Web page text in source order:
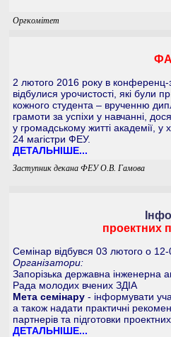
Оргкомітет
2 лютого 2016 року в конференц-
відбулися урочистості, які були
кожного студента – врученню
грамоти за успіхи у навчанні,
у громадському житті академії, у
24 магістри ФЕУ.
ДЕТАЛЬНІШЕ...
Заступник декана ФЕУ О.В. Гамова
проектних
Семінар відбувся 03 лютого о 12-
Організатори:
Запорізька державна інженерна
Рада молодих вчених ЗДІА
Мета семінару - інформувати
а також надати практичні
партнерів та підготовки
ДЕТАЛЬНІШЕ...